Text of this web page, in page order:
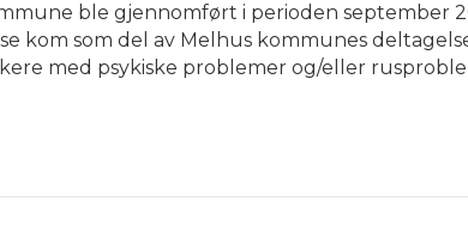
ble gjennomført i perioden september
kom som del av Melhus kommunes
med psykiske problemer og/eller